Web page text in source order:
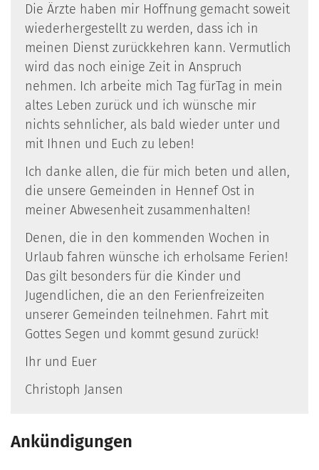
Die Ärzte haben mir Hoffnung gemacht soweit
wiederhergestellt zu werden, dass ich in
meinen Dienst zurückkehren kann. Vermutlich
wird das noch einige Zeit in Anspruch
nehmen. Ich arbeite mich Tag fürTag in mein
altes Leben zurück und ich wünsche mir
nichts sehnlicher, als bald wieder unter und
mit Ihnen und Euch zu leben!
Ich danke allen, die für mich beten und allen,
die unsere Gemeinden in Hennef Ost in
meiner Abwesenheit zusammenhalten!
Denen, die in den kommenden Wochen in
Urlaub fahren wünsche ich erholsame Ferien!
Das gilt besonders für die Kinder und
Jugendlichen, die an den Ferienfreizeiten
unserer Gemeinden teilnehmen. Fahrt mit
Gottes Segen und kommt gesund zurück!
Ihr und Euer
Christoph Jansen
Ankündigungen